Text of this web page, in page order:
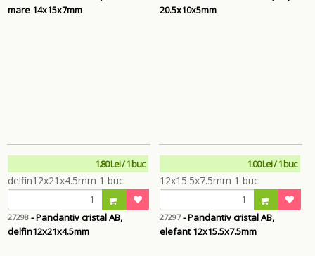
mare 14x15x7mm
20.5x10x5mm
1.80 Lei / 1 buc
27298 - Pandantiv cristal AB,
delfin12x21x4.5mm
1.00 Lei / 1 buc
27297- Pandantiv cristal AB,
elefant 12x15.5x7.5mm